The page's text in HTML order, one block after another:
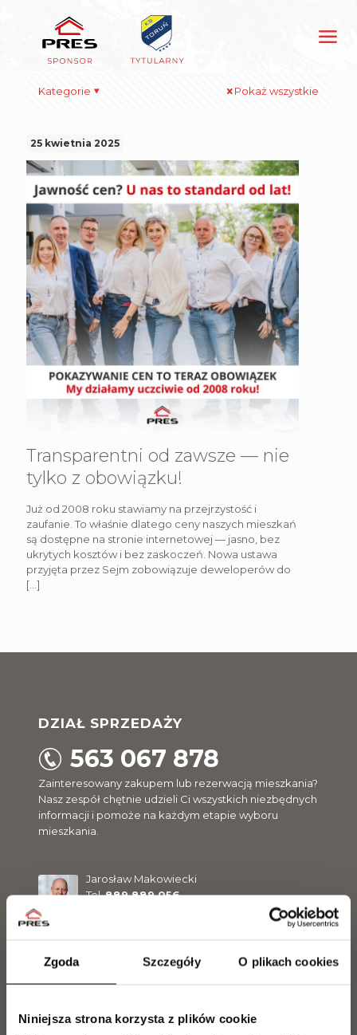
Zgoda Szczegóły O plikach cookies
Niniejsza strona korzysta z plików cookie
Kategorie Pokaż wszystkie
25 kwietnia 2025
Transparentni od zawsze — nie
tylko z obowiązku!
Już od 2008 roku stawiamy na przejrzystość i
zaufanie. To właśnie dlatego ceny naszych mieszkań
są dostępne na stronie internetowej — jasno, bez
ukrytych kosztów i bez zaskoczeń. Nowa ustawa
przyjęta przez Sejm zobowiązuje deweloperów do
[…]
DZIAŁ SPRZEDAŻY
563 067 878
Zainteresowany zakupem lub rezerwacją mieszkania?
Nasz zespół chętnie udzieli Ci wszystkich niezbędnych
informacji i pomoże na każdym etapie wyboru
mieszkania.
Jarosław Makowiecki
Tel.889 889 056
Marcel Olszewski
Tel.500 300 056